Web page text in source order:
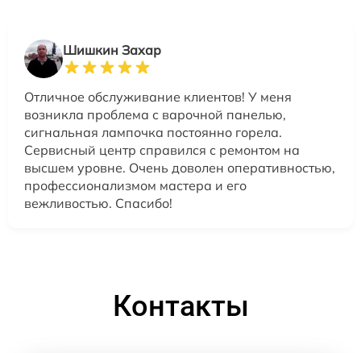
Шишкин Захар
Отличное обслуживание клиентов! У меня
возникла проблема с варочной панелью,
сигнальная лампочка постоянно горела.
Сервисный центр справился с ремонтом на
высшем уровне. Очень доволен оперативностью,
профессионализмом мастера и его
вежливостью. Спасибо!
Контакты